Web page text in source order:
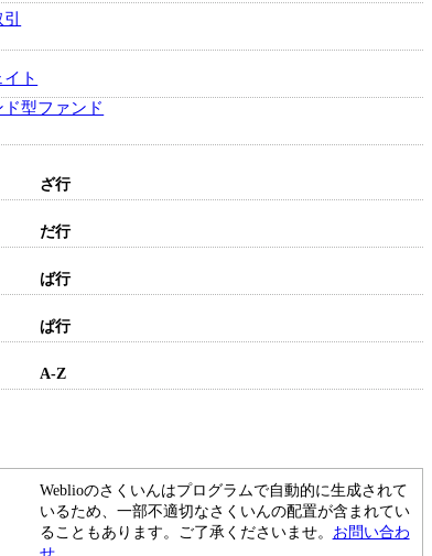
ト
型ファンド
ざ行
だ行
ば行
ぱ行
A-Z
Weblioのさくいんはプログラムで自動的に生成されて
いるため、一部不適切なさくいんの配置が含まれてい
ることもあります。ご了承くださいませ。 お問い合わ